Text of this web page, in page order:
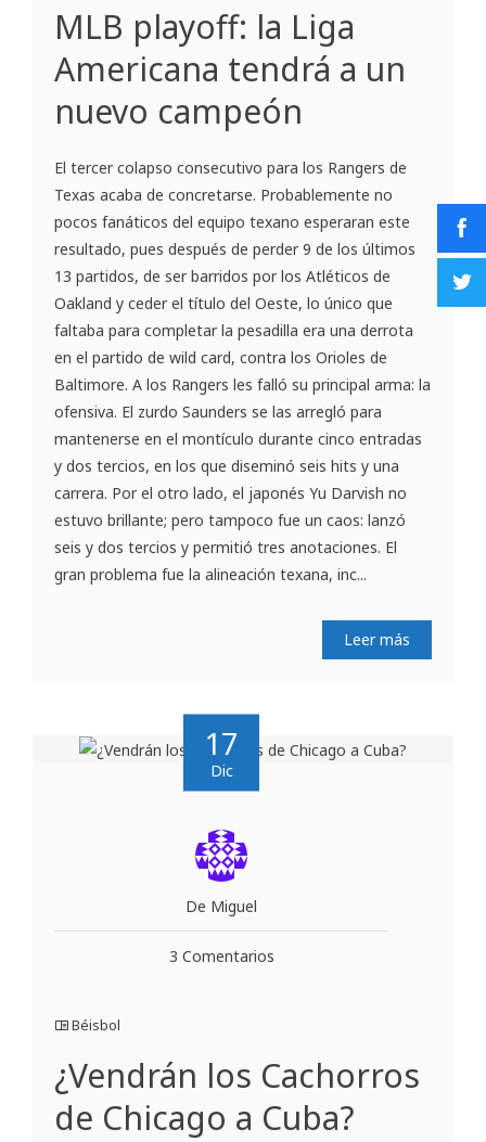
MLB playoff: la Liga
Americana tendrá a un
nuevo campeón
El tercer colapso consecutivo para los Rangers de
Texas acaba de concretarse. Probablemente no
pocos fanáticos del equipo texano esperaran este
resultado, pues después de perder 9 de los últimos
13 partidos, de ser barridos por los Atléticos de
Oakland y ceder el título del Oeste, lo único que
faltaba para completar la pesadilla era una derrota
en el partido de wild card, contra los Orioles de
Baltimore. A los Rangers les falló su principal arma: la
ofensiva. El zurdo Saunders se las arregló para
mantenerse en el montículo durante cinco entradas
y dos tercios, en los que diseminó seis hits y una
carrera. Por el otro lado, el japonés Yu Darvish no
estuvo brillante; pero tampoco fue un caos: lanzó
seis y dos tercios y permitió tres anotaciones. El
gran problema fue la alineación texana, inc...
Leer más
17
Dic
De Miguel
3 Comentarios
Béisbol
¿Vendrán los Cachorros
de Chicago a Cuba?